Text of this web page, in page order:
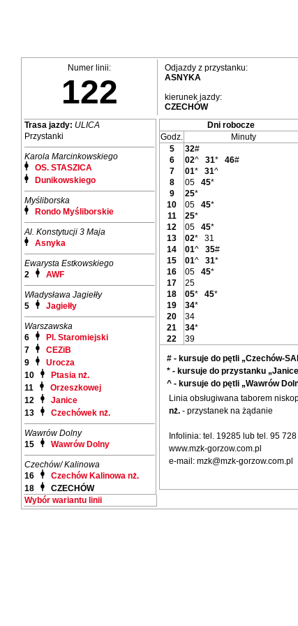
Numer linii:
122
Odjazdy z przystanku:
ASNYKA
kierunek jazdy:
CZECHÓW
Trasa jazdy: ULICA
Przystanki
Karola Marcinkowskiego
OS. STASZICA
Dunikowskiego
Myśliborska
Rondo Myśliborskie
Al. Konstytucji 3 Maja
Asnyka
Ewarysta Estkowskiego
2
AWF
Władysława Jagiełły
5
Jagiełły
Warszawska
6
Pl. Staromiejski
7
CEZiB
9
Urocza
10
Ptasia nż.
11
Orzeszkowej
12
Janice
13
Czechówek nż.
Wawrów Dolny
15
Wawrów Dolny
Czechów/ Kalinowa
16
Czechów Kalinowa nż.
18
CZECHÓW
Wybór wariantu linii
Dni robocze
Godz.
Minuty
5
32#
6
02^ 31* 46#
7
01* 31^
8
05 45*
9
25*
10
05 45*
11
25*
12
05 45*
13
02* 31
14
01^ 35#
15
01^ 31*
16
05 45*
17
25
18
05* 45*
19
34*
20
34
21
34*
22
39
# - kursuje do pętli „Czechów-
* - kursuje do przystanku
^ - kursuje do pętli „Wawrów
Linia obsługiwana taborem
nż. - przystanek na żądanie
Infolinia: tel. 19285 lub tel. 95
www.mzk-gorzow.com.pl
e-mail: mzk@mzk-gorzow.com.pl